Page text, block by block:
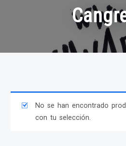
No se han encontrado
con tu selección.